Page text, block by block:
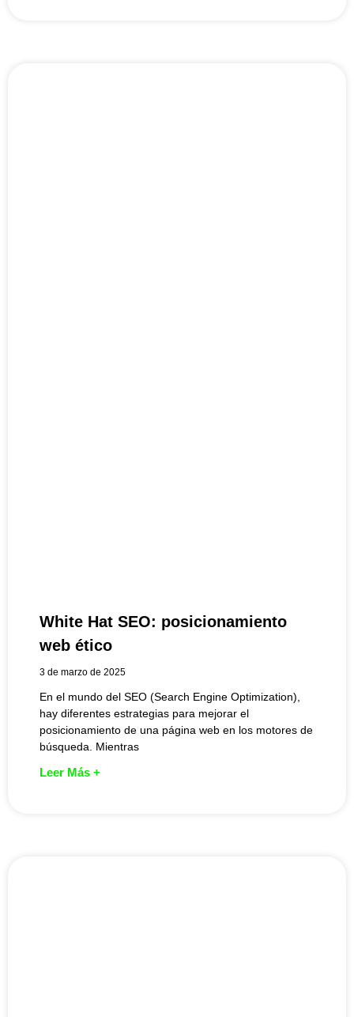
White Hat SEO: posicionamiento
web ético
3 de marzo de 2025
En el mundo del SEO (Search Engine Optimization),
hay diferentes estrategias para mejorar el
posicionamiento de una página web en los motores de
búsqueda. Mientras
Leer Más +